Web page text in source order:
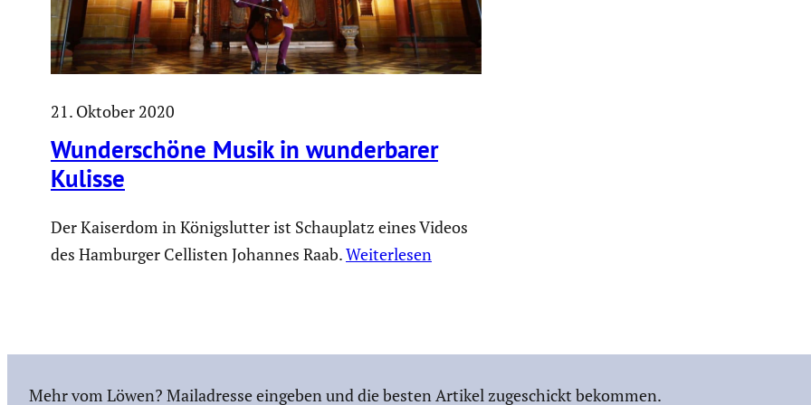
21. Oktober 2020
Wunder­schöne Musik in wunder­barer
Kulisse
Der Kaiserdom in Königslutter ist Schauplatz eines Videos
des Hamburger Cellisten Johannes Raab.Weiterlesen
Mehr vom Löwen? Mailadresse eingeben und die besten Artikel zugeschickt bekommen.